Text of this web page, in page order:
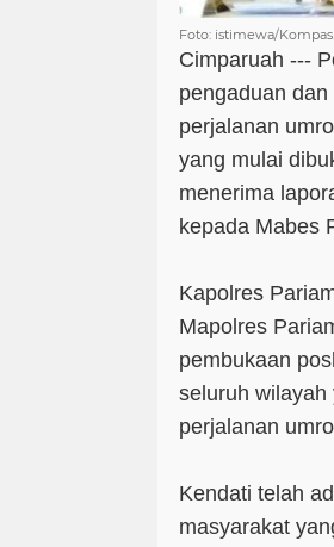
Foto: istimewa/
Cimparuah ---
pengaduan
perjalanan
yang mulai
menerima
kepada Mabes
Kapolres
Mapolres
pembukaan
seluruh wilayah
perjalanan
Kendati telah
masyarakat